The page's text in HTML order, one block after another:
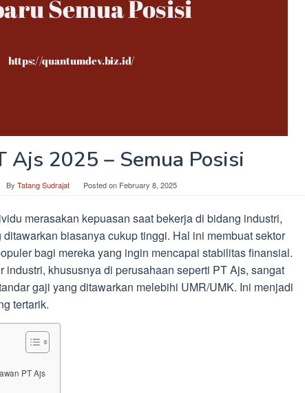
Ajs 2025 – Semua Posisi
By Tatang Sudrajat Posted on February 8, 2025
merasakan kepuasan saat bekerja di bidang industri,
biasanya cukup tinggi. Hal ini membuat sektor
bagi mereka yang ingin mencapai stabilitas finansial.
industri, khususnya di perusahaan seperti PT Ajs, sangat
gaji yang ditawarkan melebihi UMR/UMK. Ini menjadi
tertarik.
PT Ajs